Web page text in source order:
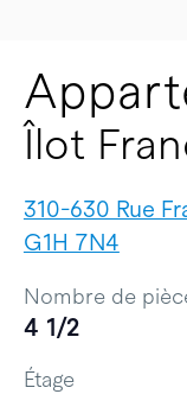
Îlot
310-630 Rue
G1H 7N4
Nombre de
4 1/2
Étage